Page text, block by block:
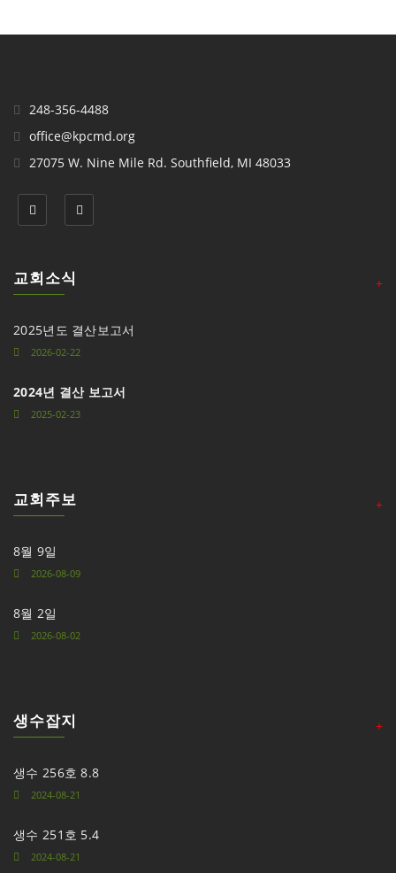
248-356-4488
office@kpcmd.org
27075 W. Nine Mile Rd. Southfield, MI 48033
교회소식 +
2025년도 결산보고서
2026-02-22
2024년 결산 보고서
2025-02-23
교회주보 +
8월 9일
2026-08-09
8월 2일
2026-08-02
생수잡지 +
생수 256호 8.8
2024-08-21
생수 251호 5.4
2024-08-21